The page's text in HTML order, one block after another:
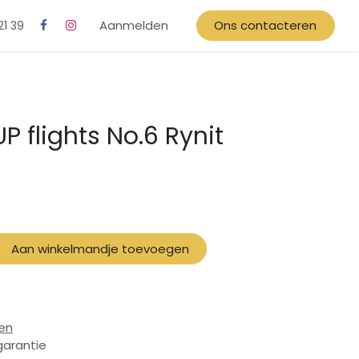
39 Aanmelden Ons contacteren
flights No.6 Rynit
Aan winkelmandje toevoegen